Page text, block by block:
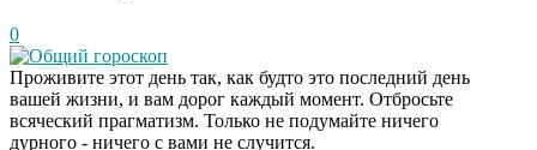
0
Общий гороскоп
Проживите этот день так, как будто это последний день
вашей жизни, и вам дорог каждый момент. Отбросьте
всяческий прагматизм. Только не подумайте ничего
дурного - ничего с вами не случится.